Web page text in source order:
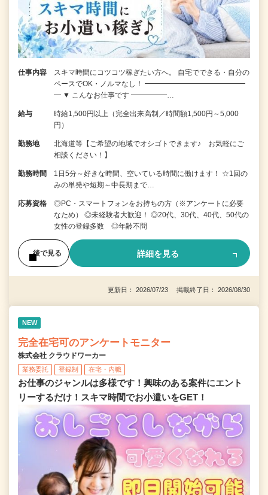
仕事内容
スキマ時間にコツコツ稼ぎたい方へ。 自宅でできる・自分の
ペースでOK・ノルマなし！ ━━━━━━━━━━━━━━
━ ▼ こんなお仕事です ━━━━━…
給与
時給1,500円以上（完全出来高制／時間額1,500円～5,000
円）
勤務地
北海道等【ご希望の地域でオシゴトできます♪ お気軽にご
相談ください！】
勤務時間
1日5分～好きな時間、空いている時間に働けます！ ☆1回の
みの単発や短期～中長期まで…
応募資格
◎PC・スマートフォンをお持ちの方（※アンケートに必要
なため） ◎未経験者大歓迎！ ◎20代、30代、40代、50代の
女性の登録多数 ◎年齢不問
後で見る 詳細を見る
更新日： 2026/07/23 掲載終了日： 2026/08/30
NEW
完全在宅可のアンケートモニター
株式会社 クラウドワーカー
業務委託 登録制 在宅・内職
お仕事のジャンルは多様です！興味のある案件にエント
リーするだけ！スキマ時間でお小遣いをGET！